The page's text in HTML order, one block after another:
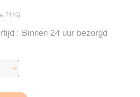
21%)
: Binnen 24 uur bezorgd